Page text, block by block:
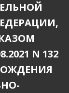
N 132